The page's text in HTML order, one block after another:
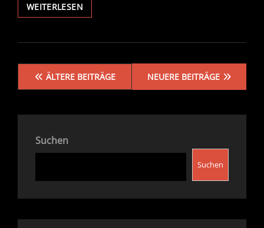
WEITERLESENC3PO
MIT
Beitragsnavigation
ÄLTERE BEITRÄGE NEUERE BEITRÄGE
Suchen
Suchen